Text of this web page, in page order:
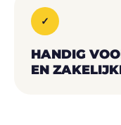
✓
HANDIG
EN